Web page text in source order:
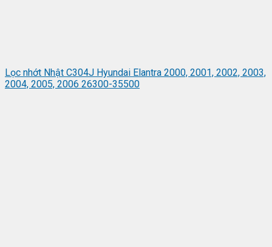
Lọc nhớt Nhật C304J Hyundai Elantra 2000, 2001, 2002, 2003,
2004, 2005, 2006 26300-35500